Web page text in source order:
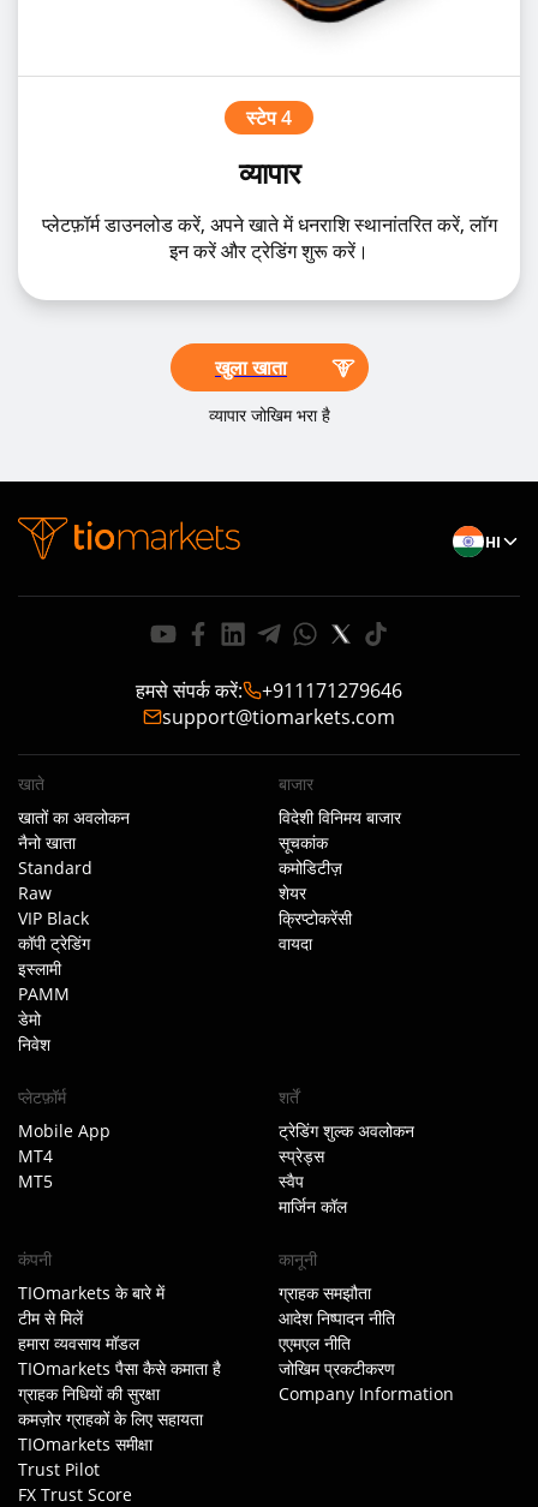
स्टेप 4
व्यापार
प्लेटफ़ॉर्म डाउनलोड करें, अपने खाते में धनराशि स्थानांतरित करें, लॉग
इन करें और ट्रेडिंग शुरू करें।
खुला खाता
व्यापार जोखिम भरा है
HI
हमसे संपर्क करें:
+911171279646
support@tiomarkets.com
खाते
खातों का अवलोकन
नैनो खाता
Standard
Raw
VIP Black
कॉपी ट्रेडिंग
इस्लामी
PAMM
डेमो
निवेश
बाजार
विदेशी विनिमय बाजार
सूचकांक
कमोडिटीज़
शेयर
क्रिप्टोकरेंसी
वायदा
प्लेटफ़ॉर्म
Mobile App
MT4
MT5
शर्तें
ट्रेडिंग शुल्क अवलोकन
स्प्रेड्स
स्वैप
मार्जिन कॉल
कंपनी
TIOmarkets के बारे में
टीम से मिलें
हमारा व्यवसाय मॉडल
TIOmarkets पैसा कैसे कमाता है
ग्राहक निधियों की सुरक्षा
कमज़ोर ग्राहकों के लिए सहायता
TIOmarkets समीक्षा
Trust Pilot
FX Trust Score
कानूनी
ग्राहक समझौता
आदेश निष्पादन नीति
एएमएल नीति
जोखिम प्रकटीकरण
Company Information